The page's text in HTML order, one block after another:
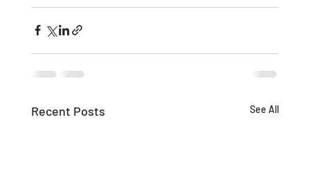
Recent Posts See All